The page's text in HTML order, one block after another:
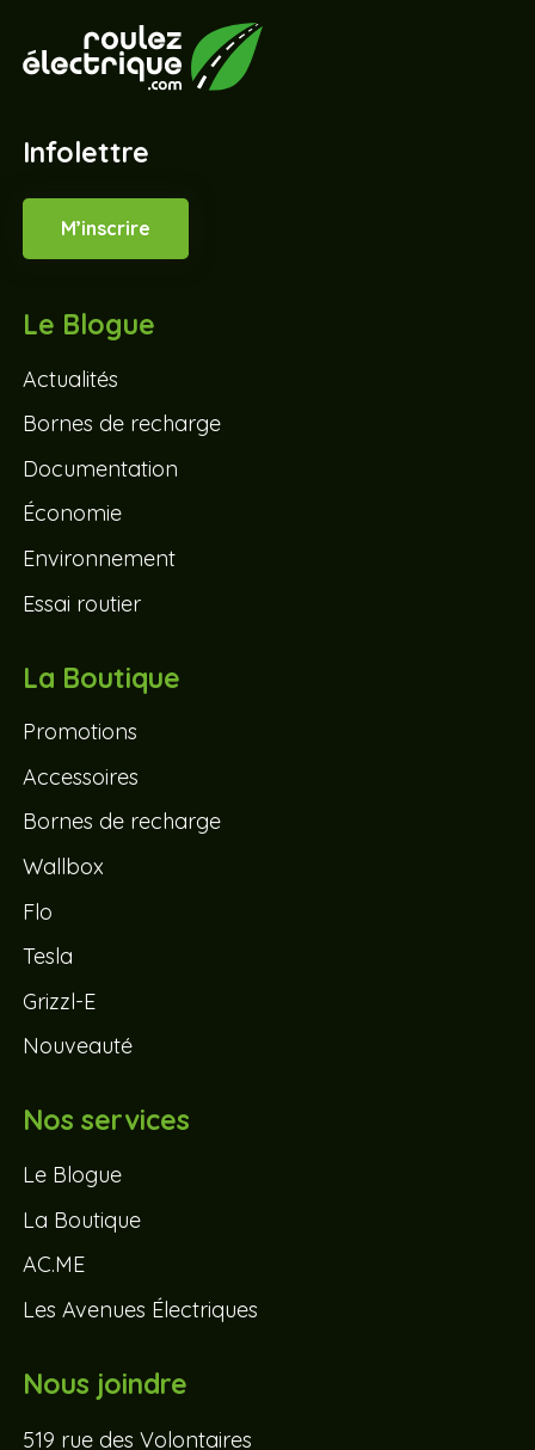
Infolettre
M’inscrire
Le Blogue
Actualités
Bornes de recharge
Documentation
Économie
Environnement
Essai routier
La Boutique
Promotions
Accessoires
Bornes de recharge
Wallbox
Flo
Tesla
Grizzl-E
Nouveauté
Nos services
Le Blogue
La Boutique
AC.ME
Les Avenues Électriques
Nous joindre
519 rue des Volontaires